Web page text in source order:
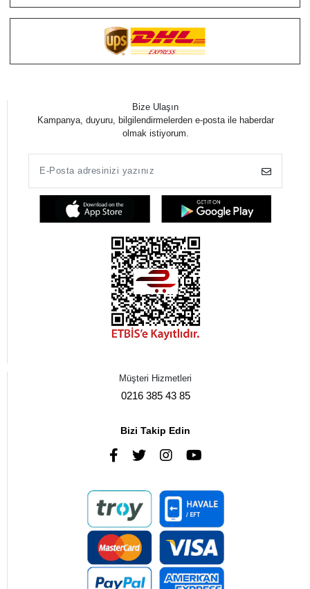
Bize Ulaşın
Kampanya, duyuru, bilgilendirmelerden e-posta ile haberdar
olmak istiyorum.
Müşteri Hizmetleri
0216 385 43 85
Bizi Takip Edin